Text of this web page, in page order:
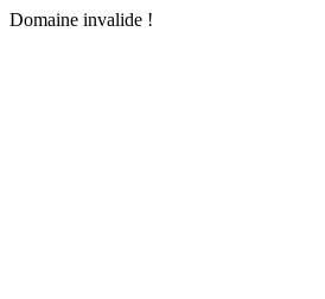
Domaine invalide !